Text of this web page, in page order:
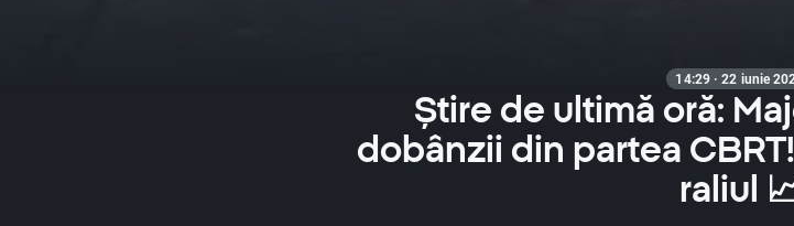
14:29 · 22 iunie
Știre de ultimă oră:
dobânzii din partea
raliul